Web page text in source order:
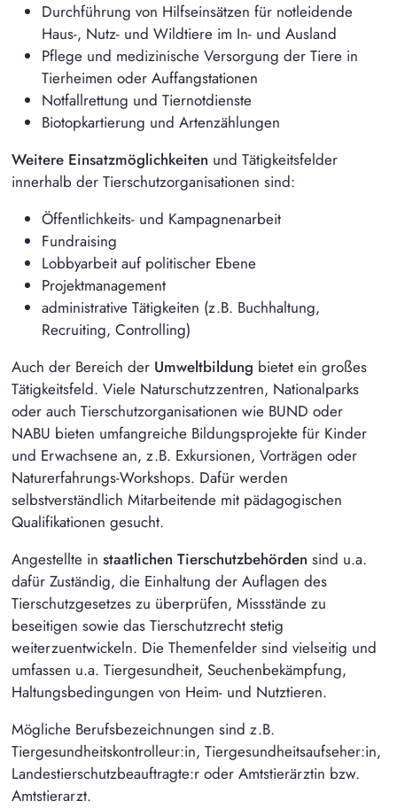
Durchführung von Hilfseinsätzen für notleidende
Haus-, Nutz- und Wildtiere im In- und Ausland
Pflege und medizinische Versorgung der Tiere in
Tierheimen oder Auffangstationen
Notfallrettung und Tiernotdienste
Biotopkartierung und Artenzählungen
Weitere Einsatzmöglichkeiten und Tätigkeitsfelder
innerhalb der Tierschutzorganisationen sind:
Öffentlichkeits- und Kampagnenarbeit
Fundraising
Lobbyarbeit auf politischer Ebene
Projektmanagement
administrative Tätigkeiten (z.B. Buchhaltung,
Recruiting, Controlling)
Auch der Bereich der Umweltbildung bietet ein großes
Tätigkeitsfeld. Viele Naturschutzzentren, Nationalparks
oder auch Tierschutzorganisationen wie BUND oder
NABU bieten umfangreiche Bildungsprojekte für Kinder
und Erwachsene an, z.B. Exkursionen, Vorträgen oder
Naturerfahrungs-Workshops. Dafür werden
selbstverständlich Mitarbeitende mit pädagogischen
Qualifikationen gesucht.
Angestellte in staatlichen Tierschutzbehörden sind u.a.
dafür Zuständig, die Einhaltung der Auflagen des
Tierschutzgesetzes zu überprüfen, Missstände zu
beseitigen sowie das Tierschutzrecht stetig
weiterzuentwickeln. Die Themenfelder sind vielseitig und
umfassen u.a. Tiergesundheit, Seuchenbekämpfung,
Haltungsbedingungen von Heim- und Nutztieren.
Mögliche Berufsbezeichnungen sind z.B.
Tiergesundheitskontrolleur:in, Tiergesundheitsaufseher:in,
Landestierschutzbeauftragte:r oder Amtstierärztin bzw.
Amtstierarzt.